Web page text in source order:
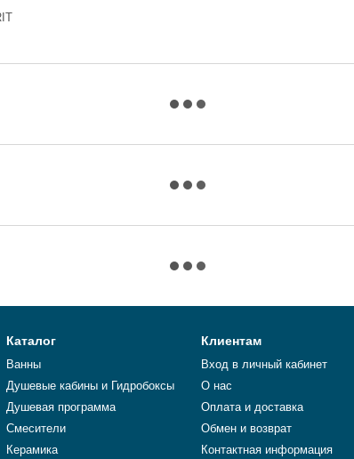
Каталог
Ванны
Душевые кабины и Гидробоксы
Душевая программа
Смесители
Керамика
Клиентам
Вход в личный кабинет
О нас
Оплата и доставка
Обмен и возврат
Контактная информация